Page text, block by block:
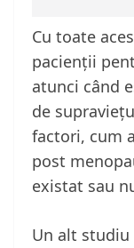
Cu toate
pacienții
atunci când
de
factori, cum
post
existat sau
Un alt studiu